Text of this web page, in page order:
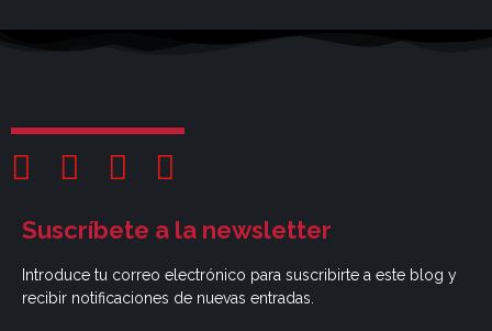
Suscríbete a la newsletter
Introduce tu correo electrónico para suscribirte a este blog y
recibir notificaciones de nuevas entradas.